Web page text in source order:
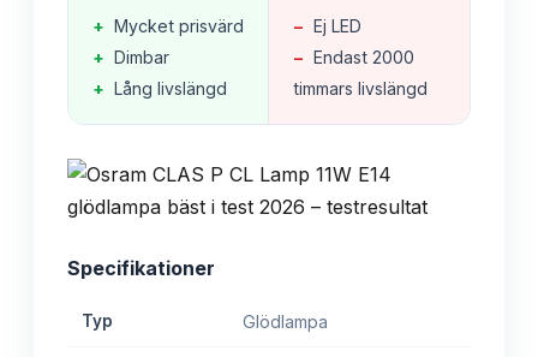
+ Mycket prisvärd
+ Dimbar
+ Lång livslängd
− Ej LED
− Endast 2000
timmars livslängd
Specifikationer
Typ Glödlampa